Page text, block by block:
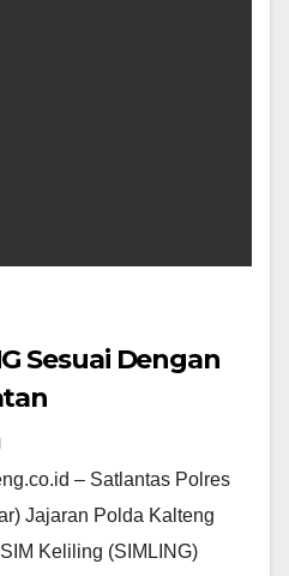
Sesuai Dengan
– Satlantas Polres
Jajaran Polda Kalteng
Keliling (SIMLING)